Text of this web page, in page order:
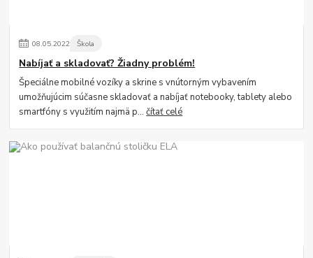
08.05.2022 Škola
Nabíjať a skladovať? Žiadny problém!
Špeciálne mobilné vozíky a skrine s vnútorným vybavením
umožňujúcim súčasne skladovať a nabíjať notebooky, tablety alebo
smartfóny s využitím najmä p...čítať celé